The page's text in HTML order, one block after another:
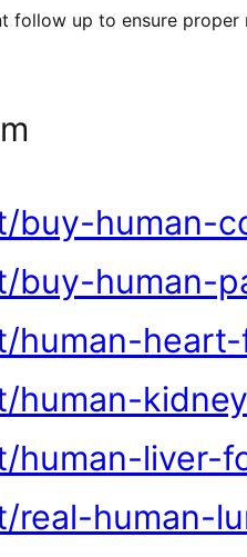
follow up to ensure proper
buy-human-
human-
human-
human-
human-liver-
real-human-